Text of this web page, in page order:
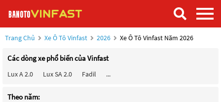
Trang Chủ Xe Ô Tô Vinfast 2026 Xe Ô Tô Vinfast Năm 2026
Các dòng xe phổ biến của Vinfast
Lux A 2.0 Lux SA 2.0 Fadil ...
Theo năm: